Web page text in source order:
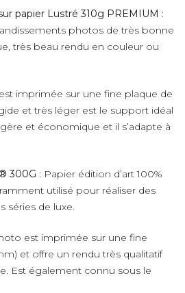
papier Lustré 310g PREMIUM :
photos de très bonne
très beau rendu en couleur ou
imprimée sur une fine plaque de
et très léger est le support idéal
et économique et il s’adapte à
300G : Papier édition d’art 100%
utilisé pour réaliser des
séries de luxe.
est imprimée sur une fine
et offre un rendu très qualitatif
Est également connu sous le